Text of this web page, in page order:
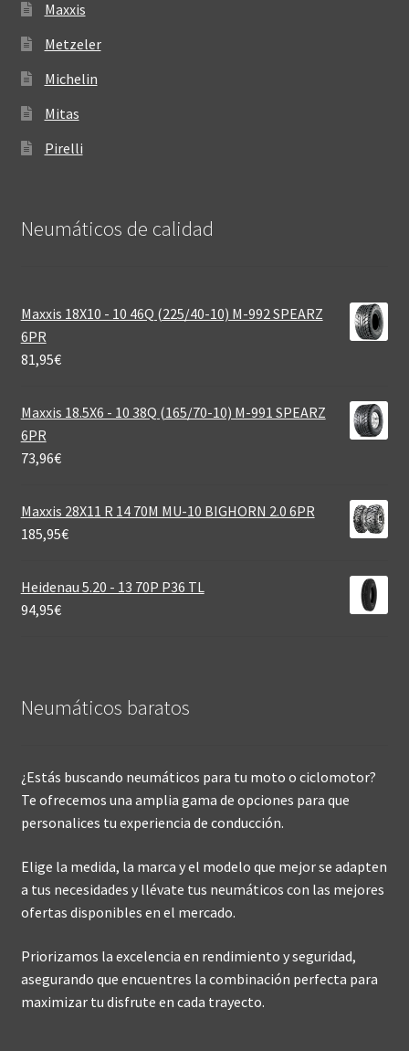
Maxxis
Metzeler
Michelin
Mitas
Pirelli
Neumáticos de calidad‎
Maxxis 18X10 - 10 46Q (225/40-10) M-992 SPEARZ
6PR
81,95€
Maxxis 18.5X6 - 10 38Q (165/70-10) M-991 SPEARZ
6PR
73,96€
Maxxis 28X11 R 14 70M MU-10 BIGHORN 2.0 6PR
185,95€
Heidenau 5.20 - 13 70P P36 TL
94,95€
Neumáticos baratos
¿Estás buscando neumáticos para tu moto o ciclomotor?
Te ofrecemos una amplia gama de opciones para que
personalices tu experiencia de conducción.
Elige la medida, la marca y el modelo que mejor se adapten
a tus necesidades y llévate tus neumáticos con las mejores
ofertas disponibles en el mercado.
Priorizamos la excelencia en rendimiento y seguridad,
asegurando que encuentres la combinación perfecta para
maximizar tu disfrute en cada trayecto.